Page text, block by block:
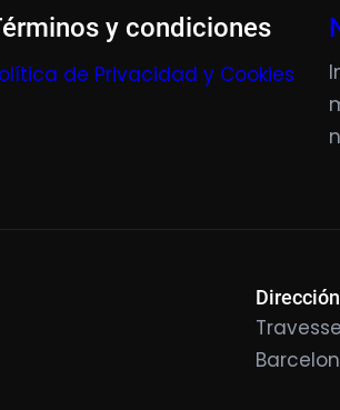
y condiciones
de Privacidad y Cookies
Dirección